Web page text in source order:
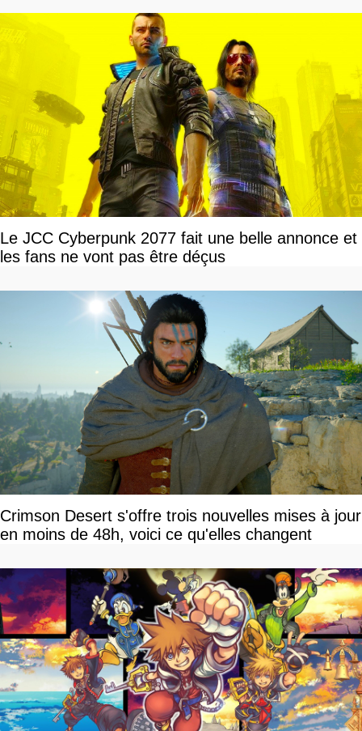
Le JCC Cyberpunk 2077 fait une belle annonce et
les fans ne vont pas être déçus
Crimson Desert s'offre trois nouvelles mises à jour
en moins de 48h, voici ce qu'elles changent